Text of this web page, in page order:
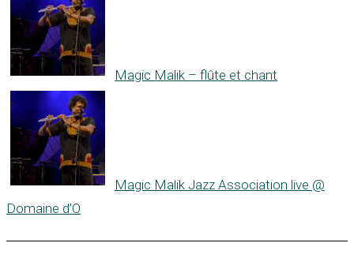
Magic Malik – flûte et chant
Magic Malik Jazz Association live @
Domaine d’O